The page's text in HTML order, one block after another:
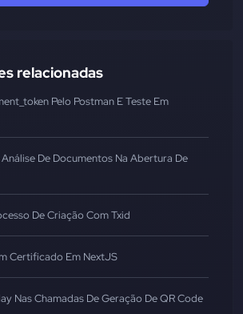
relacionadas
Pelo Postman E Teste Em
De Documentos Na Abertura De
De Criação Com Txid
Certificado Em NextJS
Nas Chamadas De Geração De QR Code